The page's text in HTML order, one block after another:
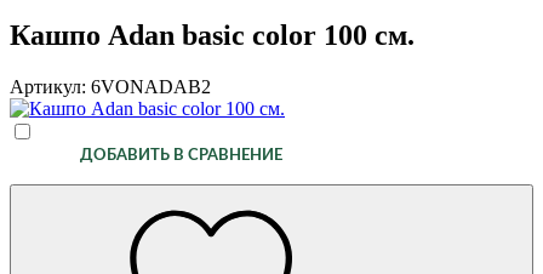
Кашпо Adan basic color 100 см.
Артикул: 6VONADAB2
ДОБАВИТЬ В СРАВНЕНИЕ